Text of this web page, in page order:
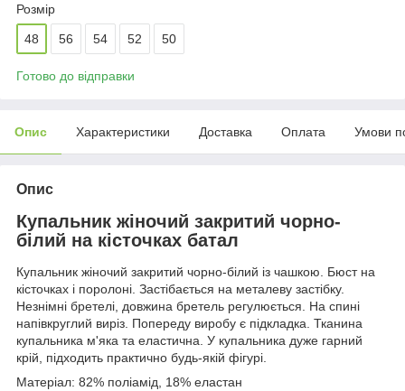
Розмір
48 56 54 52 50
Готово до відправки
Опис Характеристики Доставка Оплата Умови
Опис
Купальник жіночий закритий чорно-
білий на кісточках батал
Купальник жіночий закритий чорно-білий із чашкою. Бюст на
кісточках і поролоні. Застібається на металеву застібку.
Незнімні бретелі, довжина бретель регулюється. На спині
напівкруглий виріз. Попереду виробу є підкладка. Тканина
купальника м'яка та еластична. У купальника дуже гарний
крій, підходить практично будь-якій фігурі.
Матеріал: 82% поліамід, 18% еластан